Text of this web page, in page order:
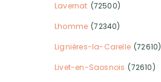
Lavernat (72500)
Lhomme (72340)
Lignières-la-Carelle (72610)
Livet-en-Saosnois (72610)